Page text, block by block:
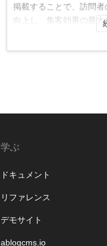
掲載することで、訪問者
向上し、集客効果の最大
学ぶ
ドキュメント
リファレンス
デモサイト
ablogcms.io